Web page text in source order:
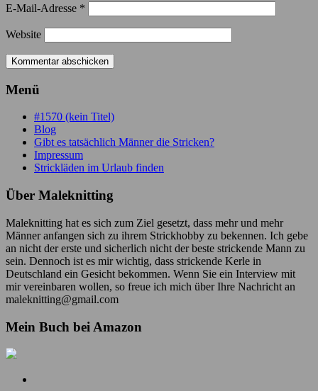
E-Mail-Adresse *
Website
Menü
#1570 (kein Titel)
Blog
Gibt es tatsächlich Männer die Stricken?
Impressum
Strickläden im Urlaub finden
Über Maleknitting
Maleknitting hat es sich zum Ziel gesetzt, dass mehr und mehr
Männer anfangen sich zu ihrem Strickhobby zu bekennen. Ich gebe
an nicht der erste und sicherlich nicht der beste strickende Mann zu
sein. Dennoch ist es mir wichtig, dass strickende Kerle in
Deutschland ein Gesicht bekommen. Wenn Sie ein Interview mit
mir vereinbaren wollen, so freue ich mich über Ihre Nachricht an
maleknitting@gmail.com
Mein Buch bei Amazon